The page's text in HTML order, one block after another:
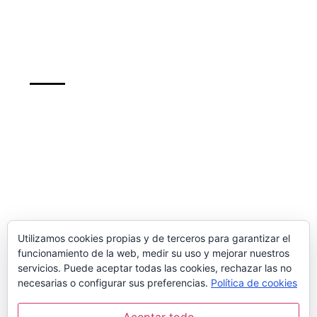
Newsletter
inscribete para mantenerte al dia de nuestros
cursos y de las ofertas
Utilizamos cookies propias y de terceros para garantizar el
funcionamiento de la web, medir su uso y mejorar nuestros
servicios. Puede aceptar todas las cookies, rechazar las no
necesarias o configurar sus preferencias. Política de cookies